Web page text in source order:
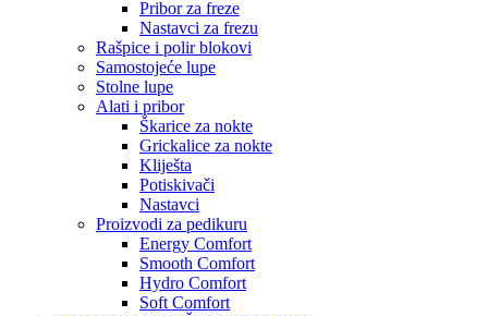
Pribor za freze
Nastavci za frezu
Rašpice i polir blokovi
Samostojeće lupe
Stolne lupe
Alati i pribor
Škarice za nokte
Grickalice za nokte
Kliješta
Potiskivači
Nastavci
Proizvodi za pedikuru
Energy Comfort
Smooth Comfort
Hydro Comfort
Soft Comfort